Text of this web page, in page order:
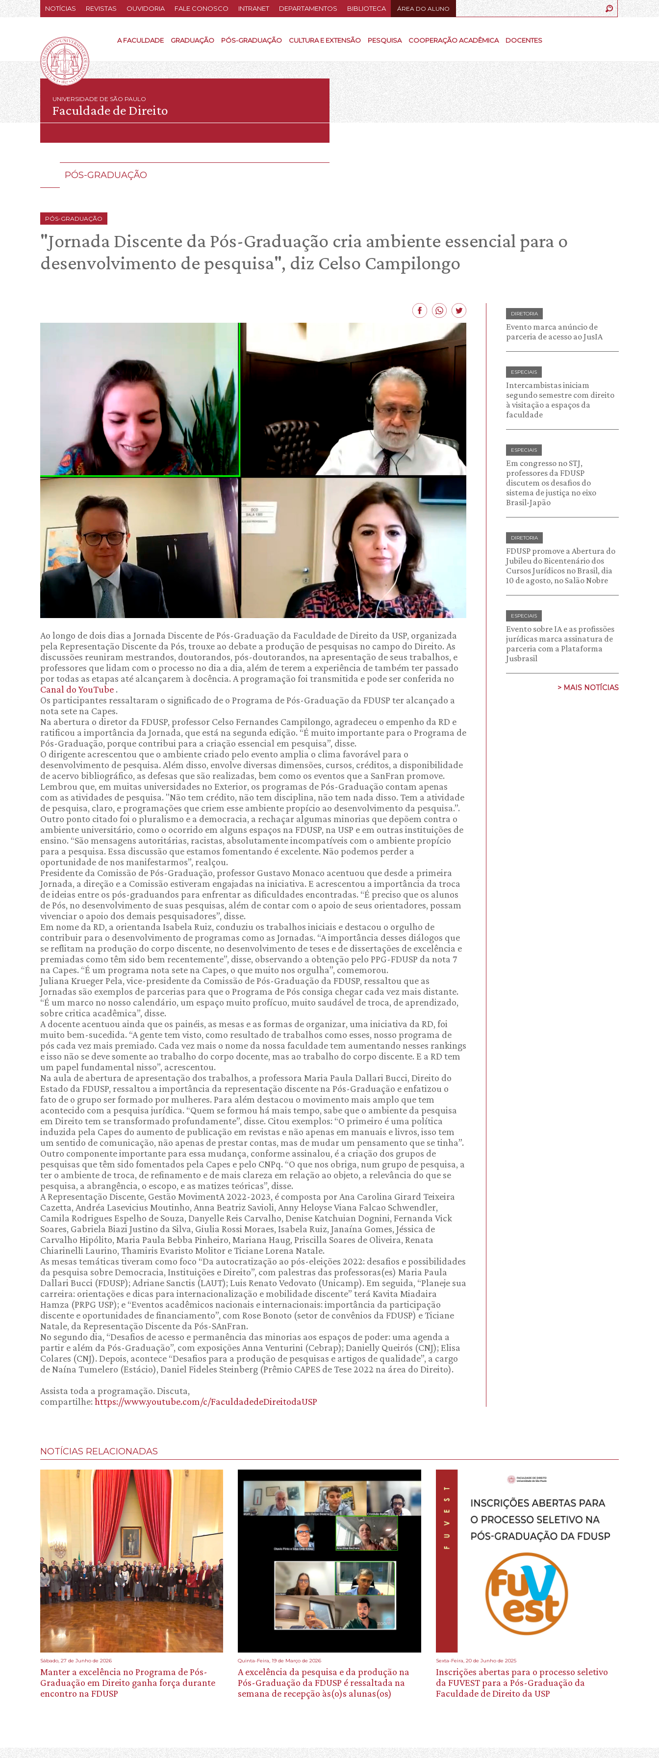
NOTÍCIAS REVISTAS OUVIDORIA FALE CONOSCO INTRANET DEPARTAMENTOS BIBLIOTECA ÁREA DO ALUNO
A FACULDADE GRADUAÇÃO PÓS-GRADUAÇÃO CULTURA E EXTENSÃO PESQUISA COOPERAÇÃO ACADÊMICA DOCENTES
UNIVERSIDADE DE SÃO PAULO
Faculdade de Direito
PÓS-GRADUAÇÃO
PÓS-GRADUAÇÃO
"Jornada Discente da Pós-Graduação cria ambiente essencial para o
desenvolvimento de pesquisa", diz Celso Campilongo
Ao longo de dois dias a Jornada Discente de Pós-Graduação da Faculdade de Direito da USP, organizada
pela Representação Discente da Pós, trouxe ao debate a produção de pesquisas no campo do Direito. As
discussões reuniram mestrandos, doutorandos, pós-doutorandos, na apresentação de seus trabalhos, e
professores que lidam com o processo no dia a dia, além de terem a experiência de também ter passado
por todas as etapas até alcançarem à docência. A programação foi transmitida e pode ser conferida no
Canal do YouTube .
Os participantes ressaltaram o significado de o Programa de Pós-Graduação da FDUSP ter alcançado a
nota sete na Capes.
Na abertura o diretor da FDUSP, professor Celso Fernandes Campilongo, agradeceu o empenho da RD e
ratificou a importância da Jornada, que está na segunda edição. “É muito importante para o Programa de
Pós-Graduação, porque contribui para a criação essencial em pesquisa”, disse.
O dirigente acrescentou que o ambiente criado pelo evento amplia o clima favorável para o
desenvolvimento de pesquisa. Além disso, envolve diversas dimensões, cursos, créditos, a disponibilidade
de acervo bibliográfico, as defesas que são realizadas, bem como os eventos que a SanFran promove.
Lembrou que, em muitas universidades no Exterior, os programas de Pós-Graduação contam apenas
com as atividades de pesquisa. "Não tem crédito, não tem disciplina, não tem nada disso. Tem a atividade
de pesquisa, claro, e programações que criem esse ambiente propício ao desenvolvimento da pesquisa.”.
Outro ponto citado foi o pluralismo e a democracia, a rechaçar algumas minorias que depõem contra o
ambiente universitário, como o ocorrido em alguns espaços na FDUSP, na USP e em outras instituições de
ensino. “São mensagens autoritárias, racistas, absolutamente incompatíveis com o ambiente propício
para a pesquisa. Essa discussão que estamos fomentando é excelente. Não podemos perder a
oportunidade de nos manifestarmos”, realçou.
Presidente da Comissão de Pós-Graduação, professor Gustavo Monaco acentuou que desde a primeira
Jornada, a direção e a Comissão estiveram engajadas na iniciativa. E acrescentou a importância da troca
de ideias entre os pós-graduandos para enfrentar as dificuldades encontradas. “É preciso que os alunos
de Pós, no desenvolvimento de suas pesquisas, além de contar com o apoio de seus orientadores, possam
vivenciar o apoio dos demais pesquisadores”, disse.
Em nome da RD, a orientanda Isabela Ruiz, conduziu os trabalhos iniciais e destacou o orgulho de
contribuir para o desenvolvimento de programas como as Jornadas. “A importância desses diálogos que
se reflitam na produção do corpo discente, no desenvolvimento de teses e de dissertações de excelência e
premiadas como têm sido bem recentemente”, disse, observando a obtenção pelo PPG-FDUSP da nota 7
na Capes. “É um programa nota sete na Capes, o que muito nos orgulha”, comemorou.
Juliana Krueger Pela, vice-presidente da Comissão de Pós-Graduação da FDUSP, ressaltou que as
Jornadas são exemplos de parcerias para que o Programa de Pós consiga chegar cada vez mais distante.
“É um marco no nosso calendário, um espaço muito profícuo, muito saudável de troca, de aprendizado,
sobre critica acadêmica”, disse.
A docente acentuou ainda que os painéis, as mesas e as formas de organizar, uma iniciativa da RD, foi
muito bem-sucedida. “A gente tem visto, como resultado de trabalhos como esses, nosso programa de
pós cada vez mais premiado. Cada vez mais o nome da nossa faculdade tem aumentando nesses rankings
e isso não se deve somente ao trabalho do corpo docente, mas ao trabalho do corpo discente. E a RD tem
um papel fundamental nisso”, acrescentou.
Na aula de abertura de apresentação dos trabalhos, a professora Maria Paula Dallari Bucci, Direito do
Estado da FDUSP, ressaltou a importância da representação discente na Pós-Graduação e enfatizou o
fato de o grupo ser formado por mulheres. Para além destacou o movimento mais amplo que tem
acontecido com a pesquisa jurídica. “Quem se formou há mais tempo, sabe que o ambiente da pesquisa
em Direito tem se transformado profundamente”, disse. Citou exemplos: “O primeiro é uma política
induzida pela Capes do aumento de publicação em revistas e não apenas em manuais e livros, isso tem
um sentido de comunicação, não apenas de prestar contas, mas de mudar um pensamento que se tinha”.
Outro componente importante para essa mudança, conforme assinalou, é a criação dos grupos de
pesquisas que têm sido fomentados pela Capes e pelo CNPq. “O que nos obriga, num grupo de pesquisa, a
ter o ambiente de troca, de refinamento e de mais clareza em relação ao objeto, a relevância do que se
pesquisa, a abrangência, o escopo, e as matizes teóricas”, disse.
A Representação Discente, Gestão MovimentA 2022-2023, é composta por Ana Carolina Girard Teixeira
Cazetta, Andréa Lasevicius Moutinho, Anna Beatriz Savioli, Anny Heloyse Viana Falcao Schwendler,
Camila Rodrigues Espelho de Souza, Danyelle Reis Carvalho, Denise Katchuian Dognini, Fernanda Vick
Soares, Gabriela Biazi Justino da Silva, Giulia Rossi Moraes, Isabela Ruiz, Janaína Gomes, Jéssica de
Carvalho Hipólito, Maria Paula Bebba Pinheiro, Mariana Haug, Priscilla Soares de Oliveira, Renata
Chiarinelli Laurino, Thamiris Evaristo Molitor e Ticiane Lorena Natale.
As mesas temáticas tiveram como foco “Da autocratização ao pós-eleições 2022: desafios e possibilidades
da pesquisa sobre Democracia, Instituições e Direito”, com palestras das professoras(es) Maria Paula
Dallari Bucci (FDUSP); Adriane Sanctis (LAUT); Luis Renato Vedovato (Unicamp). Em seguida, “Planeje sua
carreira: orientações e dicas para internacionalização e mobilidade discente” terá Kavita Miadaira
Hamza (PRPG USP); e “Eventos acadêmicos nacionais e internacionais: importância da participação
discente e oportunidades de financiamento”, com Rose Bonoto (setor de convênios da FDUSP) e Ticiane
Natale, da Representação Discente da Pós-SAnFran.
No segundo dia, “Desafios de acesso e permanência das minorias aos espaços de poder: uma agenda a
partir e além da Pós-Graduação”, com exposições Anna Venturini (Cebrap); Danielly Queirós (CNJ); Elisa
Colares (CNJ). Depois, acontece “Desafios para a produção de pesquisas e artigos de qualidade”, a cargo
de Naína Tumelero (Estácio), Daniel Fideles Steinberg (Prêmio CAPES de Tese 2022 na área do Direito).
Assista toda a programação. Discuta,
compartilhe: https://www.youtube.com/c/FaculdadedeDireitodaUSP
DIRETORIA
Evento marca anúncio de
parceria de acesso ao JusIA
ESPECIAIS
Intercambistas iniciam
segundo semestre com direito
à visitação a espaços da
faculdade
ESPECIAIS
Em congresso no STJ,
professores da FDUSP
discutem os desafios do
sistema de justiça no eixo
Brasil-Japão
DIRETORIA
FDUSP promove a Abertura do
Jubileu do Bicentenário dos
Cursos Jurídicos no Brasil, dia
10 de agosto, no Salão Nobre
ESPECIAIS
Evento sobre IA e as profissões
jurídicas marca assinatura de
parceria com a Plataforma
Jusbrasil
> MAIS NOTÍCIAS
NOTÍCIAS RELACIONADAS
Sábado, 27 de Junho de 2026
Manter a excelência no Programa de Pós-
Graduação em Direito ganha força durante
encontro na FDUSP
Quinta-Feira, 19 de Março de 2026
A excelência da pesquisa e da produção na
Pós-Graduação da FDUSP é ressaltada na
semana de recepção às(o)s alunas(os)
Sexta-Feira, 20 de Junho de 2025
Inscrições abertas para o processo seletivo
da FUVEST para a Pós-Graduação da
Faculdade de Direito da USP